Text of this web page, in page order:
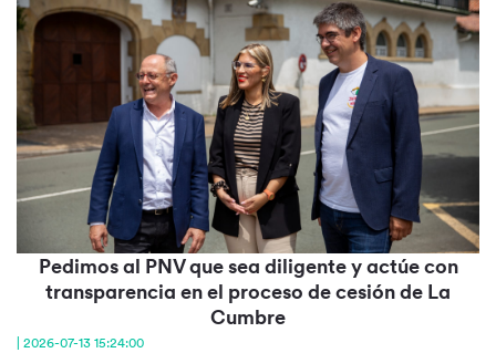
Pedimos al PNV que sea diligente y actúe con
transparencia en el proceso de cesión de La
Cumbre
| 2026-07-13 15:24:00